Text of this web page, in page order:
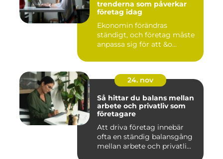
trenderna som påverkar
företag idag
Ekonomin förändras
ständigt, och företag måste
anpassa sig för att &o...
24. nov
Så hittar du balans mellan
arbete och privatliv som
företagare
Att driva företag innebär
ofta en ständig balansgång
mellan arbete och privatli...